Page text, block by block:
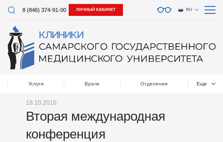
8 (846) 374-91-00 ЛИЧНЫЙ КАБИНЕТ RU
Услуги Врачи Отделения Еще
18.10.2016
Вторая международная
конференция